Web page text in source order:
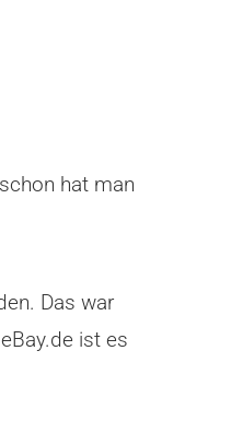
hat man
Das war
ist es